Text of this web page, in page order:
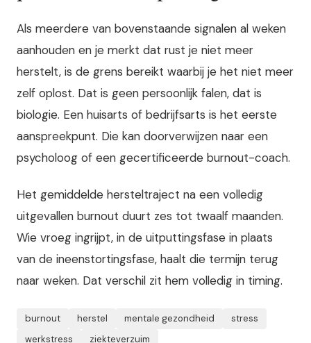
Als meerdere van bovenstaande signalen al weken
aanhouden en je merkt dat rust je niet meer
herstelt, is de grens bereikt waarbij je het niet meer
zelf oplost. Dat is geen persoonlijk falen, dat is
biologie. Een huisarts of bedrijfsarts is het eerste
aanspreekpunt. Die kan doorverwijzen naar een
psycholoog of een gecertificeerde burnout-coach.
Het gemiddelde hersteltraject na een volledig
uitgevallen burnout duurt zes tot twaalf maanden.
Wie vroeg ingrijpt, in de uitputtingsfase in plaats
van de ineenstortingsfase, haalt die termijn terug
naar weken. Dat verschil zit hem volledig in timing.
burnout herstel mentale gezondheid
stress
werkstress
ziekteverzuim